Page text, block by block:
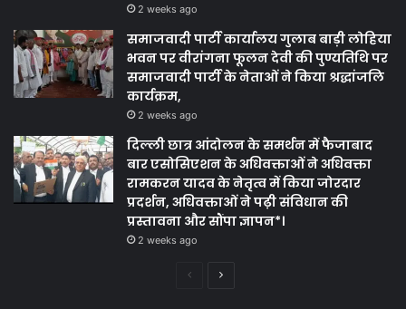
2 weeks ago
समाजवादी पार्टी कार्यालय गुलाब बाड़ी लोहिया
भवन पर वीरांगना फूलन देवी की पुण्यतिथि पर
समाजवादी पार्टी के नेताओं ने किया श्रद्धांजलि
कार्यक्रम,
2 weeks ago
दिल्ली छात्र आंदोलन के समर्थन में फैजाबाद
बार एसोसिएशन के अधिवक्ताओं ने अधिवक्ता
रामकरन यादव के नेतृत्व में किया जोरदार
प्रदर्शन, अधिवक्ताओं ने पढ़ी संविधान की
प्रस्तावना और सौंपा ज्ञापन*।
2 weeks ago
PreviousNext